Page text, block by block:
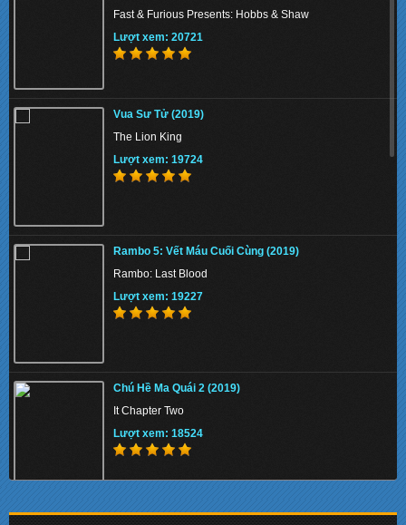
Chiến Binh Puli (2015)
Puli
Lượt xem: 154780
Tử Địa Skyfall (2012)
Skyfall
Lượt xem: 154182
Sự Cám Dỗ Nguy Hiểm (Vòng Tay Cám Dỗ) –
Links To Temptation (TVB 2011) (19 Tập) ()
Sự Cám Dỗ Nguy Hiểm - Links To Temptation
Lượt xem: 145701
Fast & Furious Presents: Hobbs & Shaw
Lượt xem: 20721
Vua Sư Tử (2019)
The Lion King
Lượt xem: 19724
Rambo 5: Vết Máu Cuối Cùng (2019)
Rambo: Last Blood
Lượt xem: 19227
Chú Hề Ma Quái 2 (2019)
It Chapter Two
Lượt xem: 18524